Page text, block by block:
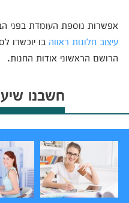
אפשרות נוספת העומדת בפני
עיצוב חלונות ראווה בו יוכשרו
הרושם הראשוני אודות החנות.
חשבנו